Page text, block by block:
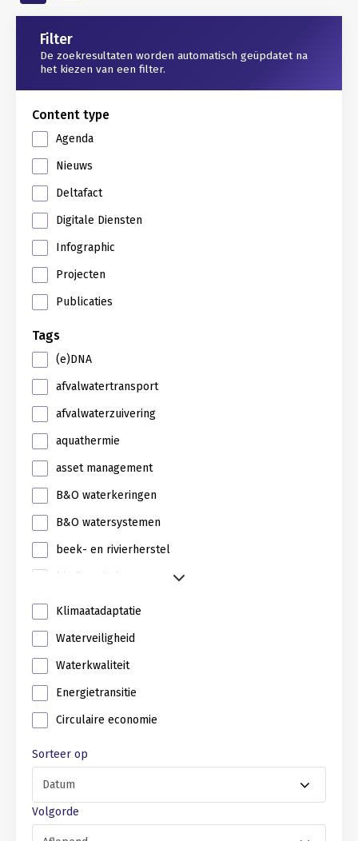
Gerelateerd
Filter
De zoekresultaten worden automatisch geüpdatet na
het kiezen van een filter.
Content type
Agenda
Nieuws
Deltafact
Digitale Diensten
Infographic
Projecten
Publicaties
Tags
(e)DNA
afvalwatertransport
afvalwaterzuivering
aquathermie
asset management
B&O waterkeringen
B&O watersystemen
beek- en rivierherstel
biodiversiteit
Klimaatadaptatie
Waterveiligheid
Waterkwaliteit
Energietransitie
Circulaire economie
Sorteer op
Volgorde